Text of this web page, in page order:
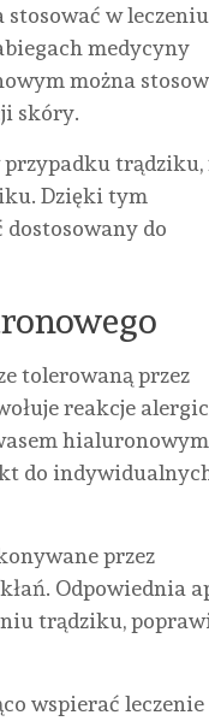
w leczeniu
medycyny
można
skóry.
trądziku,
Dzięki tym
do
tolerowaną przez
reakcje
do
przez
Odpowiednia
trądziku,
wspierać leczenie
STRATEGICZNE
CENTRUM
NAPRAW
W
SERCU
KRAJU.
DLACZEGO
POTĘŻNE
TSL?
AUTOR
NONE 13
CZERWCA,
Z
NA
JAK
PRACY
W
HOME
REDAKTOR
CZERWCA,
2026